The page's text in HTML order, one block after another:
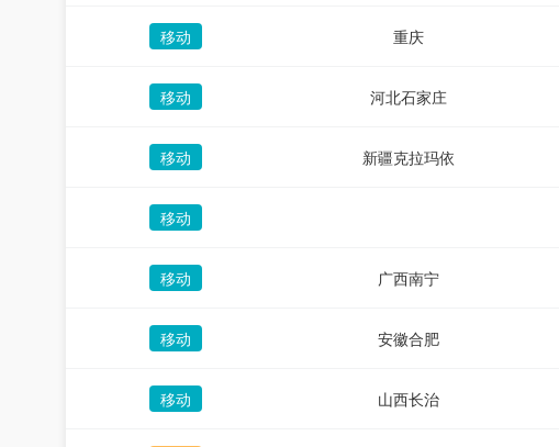
移动 重庆
移动 河北石家庄
移动 新疆克拉玛依
移动
移动 广西南宁
移动 安徽合肥
移动 山西长治